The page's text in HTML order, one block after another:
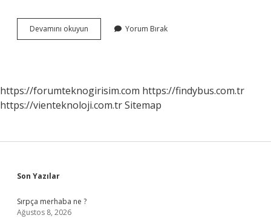
Devamını okuyun
Ingilizcesi
Yorum Bırak
https://forumteknogirisim.com https://findybus.com.tr
https://vienteknoloji.com.trSitemap
Sidebar
Son Yazılar
Sırpça merhaba ne ?
Ağustos 8, 2026